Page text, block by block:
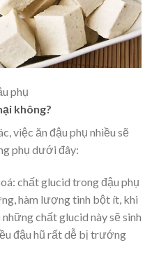
phụ
không?
việc ăn đậu phụ nhiều sẽ
phụ dưới đây:
chất glucid trong đậu phụ
hàm lượng tinh bột ít, khi
chất glucid này sẽ sinh
đậu hũ rất dễ bị trướng